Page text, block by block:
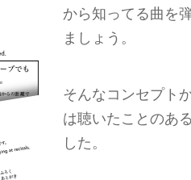
から知ってる曲を
ましょう。
そんなコンセプト
は聴いたことのあ
した。